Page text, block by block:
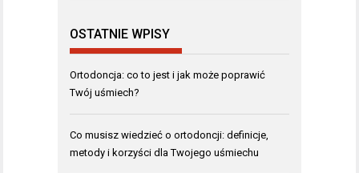
OSTATNIE WPISY
Ortodoncja: co to jest i jak może poprawić
Twój uśmiech?
Co musisz wiedzieć o ortodoncji: definicje,
metody i korzyści dla Twojego uśmiechu